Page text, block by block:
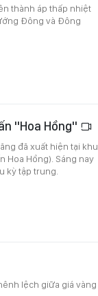
thành áp thấp nhiệt
Đông và Đông
"Hoa Hồng"
đã xuất hiện tại khu
Hoa Hồng). Sáng nay
kỳ tập trung.
lệch giữa giá vàng